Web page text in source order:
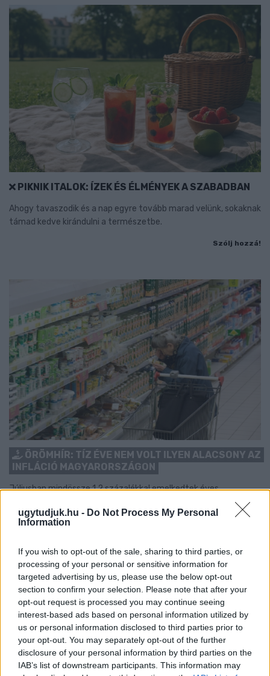
ugytudjuk.hu - Do Not Process My Personal
Information
If you wish to opt-out of the sale, sharing to third parties, or
processing of your personal or sensitive information for
targeted advertising by us, please use the below opt-out
section to confirm your selection. Please note that after your
opt-out request is processed you may continue seeing
interest-based ads based on personal information utilized by
us or personal information disclosed to third parties prior to
your opt-out. You may separately opt-out of the further
disclosure of your personal information by third parties on the
IAB’s list of downstream participants. This information may
PIKNIK ITALOK: ÍZEK ÉS ÉLMÉNYEK A SZABADBAN
Ahogy tavaszodik és a nap egyre tovább marad velünk, sokaknak
támad kedve kirándulni a természetbe.
Szólj hozzá!
ÖRÖMHÍR: TÍZ ÉVE NEM VOLT ILYEN ALACSONY AZ
INFLÁCIÓ MAGYARORSZÁGON
Júliusban mindössze 1,2 százalékkal emelkedtek éves
összevetésben a fogyasztói árak, miközben az élelmiszerek ára
már csökkent.